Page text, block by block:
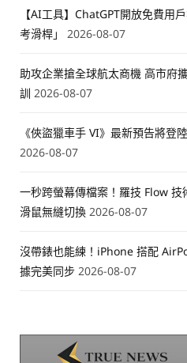
【AI工具】ChatGPT開放免費用
考滑桿」
2026-08-07
助攻企業搶全球航太商機 高市府
訓 2026-08-07
《俠盜獵車手 VI》最新預告將
2026-08-07
一秒跨螢幕傳檔案！羅技 Flow
滑鼠無縫切換 2026-08-07
沒帶錶也能練！iPhone 搭配
據完美同步 2026-08-07